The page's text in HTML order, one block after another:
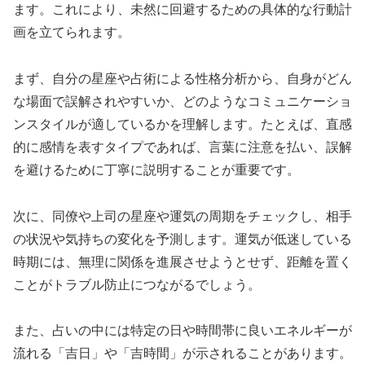
ます。これにより、未然に回避するための具体的な行動計
画を立てられます。
まず、自分の星座や占術による性格分析から、自身がどん
な場面で誤解されやすいか、どのようなコミュニケーショ
ンスタイルが適しているかを理解します。たとえば、直感
的に感情を表すタイプであれば、言葉に注意を払い、誤解
を避けるために丁寧に説明することが重要です。
次に、同僚や上司の星座や運気の周期をチェックし、相手
の状況や気持ちの変化を予測します。運気が低迷している
時期には、無理に関係を進展させようとせず、距離を置く
ことがトラブル防止につながるでしょう。
また、占いの中には特定の日や時間帯に良いエネルギーが
流れる「吉日」や「吉時間」が示されることがあります。